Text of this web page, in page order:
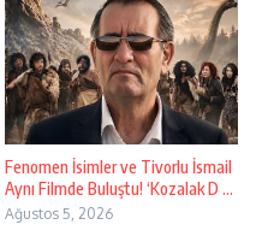
Fenomen İsimler ve Tivorlu İsmail
Aynı Filmde Buluştu! ‘Kozalak D ...
Ağustos 5, 2026